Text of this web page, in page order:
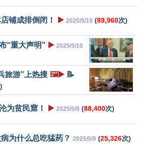
铺成排倒闭！ ▶️ 2025/5/10 (89,960次)
“重大声明” ▶️ 2025/5/10
旅游”上热搜 🖼️▶️ 📝
为贫民窟！ ▶️ 2025/5/9 (88,400次)
为什么总吃猛药？ 2025/5/9 (25,326次)